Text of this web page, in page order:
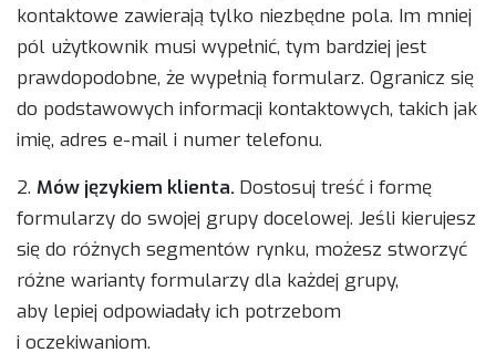
kontaktowe zawierają tylko niezbędne pola. Im mniej
pól użytkownik musi wypełnić, tym bardziej jest
prawdopodobne, że wypełnią formularz. Ogranicz się
do podstawowych informacji kontaktowych, takich jak
imię, adres e-mail i numer telefonu.
2. Mów językiem klienta. Dostosuj treść i formę
formularzy do swojej grupy docelowej. Jeśli kierujesz
się do różnych segmentów rynku, możesz stworzyć
różne warianty formularzy dla każdej grupy,
aby lepiej odpowiadały ich potrzebom
i oczekiwaniom.